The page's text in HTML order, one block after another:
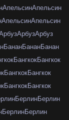
АпельсинАпельсин
АпельсинАпельсин
АрбузАрбуз
БананБананБанан
БангкокБангкок
БангкокБангкок
БангкокБангкок
БерлинБерлин
БерлинБерлин